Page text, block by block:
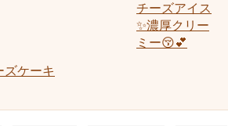
チーズアイス
✨濃厚クリー
ミー😚💕
ズケーキ